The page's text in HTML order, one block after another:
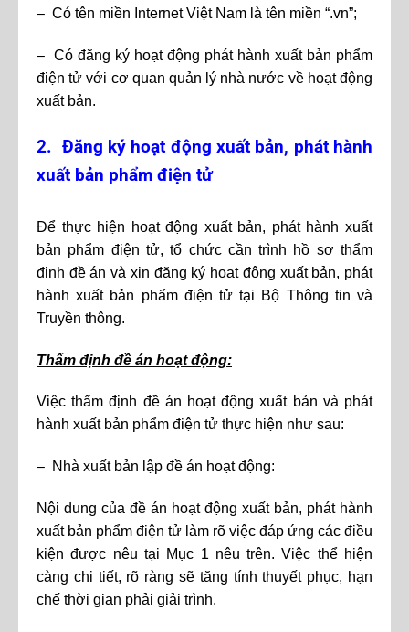
– Có tên miền Internet Việt Nam là tên miền “.vn”;
– Có đăng ký hoạt động phát hành xuất bản phẩm
điện tử với cơ quan quản lý nhà nước về hoạt động
xuất bản.
2. Đăng ký hoạt động xuất bản, phát hành
xuất bản phẩm điện tử
Để thực hiện hoạt động xuất bản, phát hành xuất
bản phẩm điện tử, tổ chức cần trình hồ sơ thẩm
định đề án và xin đăng ký hoạt động xuất bản, phát
hành xuất bản phẩm điện tử tại Bộ Thông tin và
Truyền thông.
Thẩm định đề án hoạt động:
Việc thẩm định đề án hoạt động xuất bản và phát
hành xuất bản phẩm điện tử thực hiện như sau:
– Nhà xuất bản lập đề án hoạt động:
Nội dung của đề án hoạt động xuất bản, phát hành
xuất bản phẩm điện tử làm rõ việc đáp ứng các điều
kiện được nêu tại Mục 1 nêu trên. Việc thể hiện
càng chi tiết, rõ ràng sẽ tăng tính thuyết phục, hạn
chế thời gian phải giải trình.